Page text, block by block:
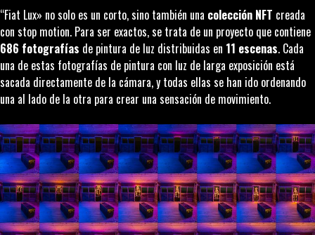
“Fiat Lux» no solo es un corto, sino también una colección NFT creada
con stop motion. Para ser exactos, se trata de un proyecto que contiene
686 fotografías de pintura de luz distribuidas en 11 escenas. Cada
una de estas fotografías de pintura con luz de larga exposición está
sacada directamente de la cámara, y todas ellas se han ido ordenando
una al lado de la otra para crear una sensación de movimiento.